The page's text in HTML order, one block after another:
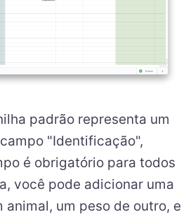
padrão representa um
"Identificação",
é obrigatório para todos
você pode adicionar uma
um peso de outro, e